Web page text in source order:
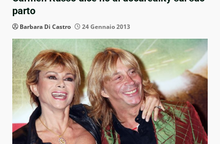
parto
Barbara Di Castro 24 Gennaio 2013